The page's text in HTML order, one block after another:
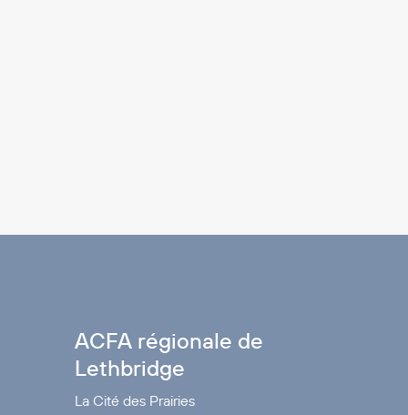
ACFA régionale de
Lethbridge
La Cité des Prairies